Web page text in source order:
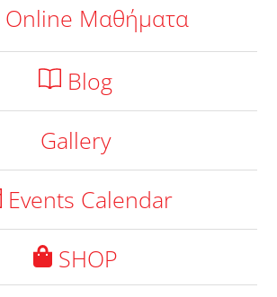
Online Μαθήματα
Blog
Gallery
Events Calendar
SHOP